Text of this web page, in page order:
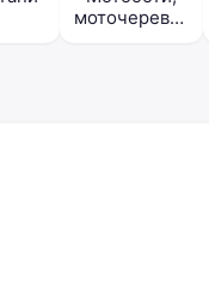
моточеревик